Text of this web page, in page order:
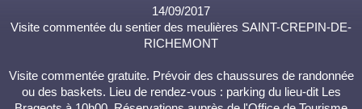
14/09/2017
Visite commentée du sentier des meulières SAINT-CREPIN-DE-
RICHEMONT
Visite commentée gratuite. Prévoir des chaussures de randonnée
ou des baskets. Lieu de rendez-vous : parking du lieu-dit Les